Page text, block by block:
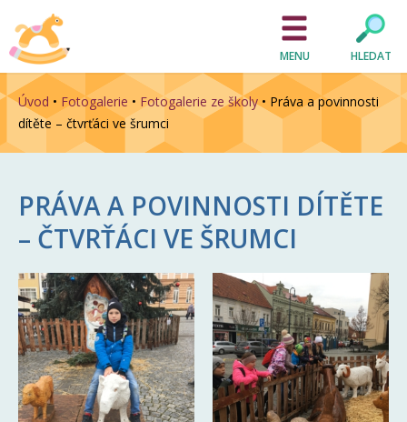
MENU HLEDAT
Úvod • Fotogalerie • Fotogalerie ze školy• Práva a povinnosti
dítěte – čtvrťáci ve šrumci
PRÁVA A POVINNOSTI DÍTĚTE
– ČTVRŤÁCI VE ŠRUMCI